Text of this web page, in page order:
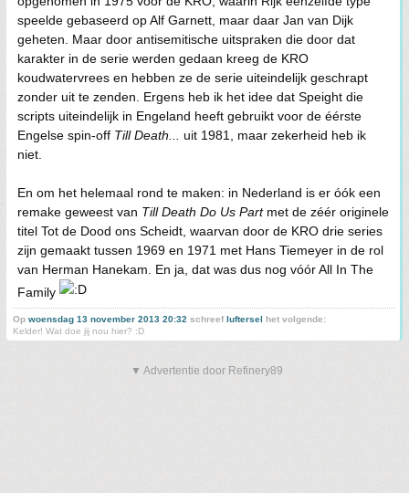
speelde gebaseerd op Alf Garnett, maar daar Jan van Dijk
geheten. Maar door antisemitische uitspraken die door dat
karakter in de serie werden gedaan kreeg de KRO
koudwatervrees en hebben ze de serie uiteindelijk geschrapt
zonder uit te zenden. Ergens heb ik het idee dat Speight die
scripts uiteindelijk in Engeland heeft gebruikt voor de éérste
Engelse spin-off Till Death...
uit 1981, maar zekerheid heb ik
niet.
En om het helemaal rond te maken: in Nederland is er óók een
remake geweest van Till Death Do Us Partmet de zéér originele
titel Tot de Dood ons Scheidt, waarvan door de KRO drie series
zijn gemaakt tussen 1969 en 1971 met Hans Tiemeyer in de rol
van Herman Hanekam. En ja, dat was dus nog vóór All In The
Family
Op woensdag 13 november 2013 20:32 schreefluftersel het volgende:
Kelder! Wat doe jij nou hier? :D
▼ Advertentie door Refinery89